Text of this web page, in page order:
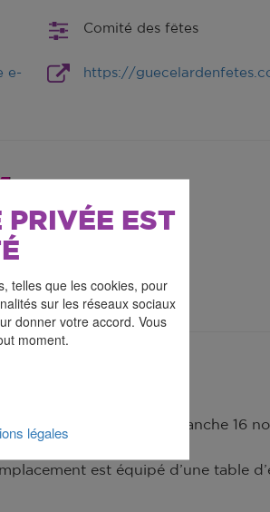
PRIVÉE EST
telles que les cookies, pour
sur les réseaux sociaux
donner votre accord. Vous
moment.
légales
Comité des fêtes
e-
https://
Jouets
le samedi 15 et le dimanche 16
est équipé d’une table